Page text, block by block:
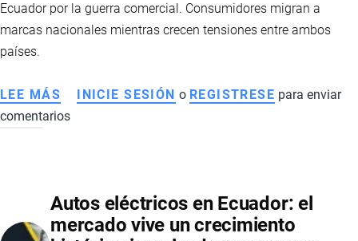
Ecuador por la guerra comercial. Consumidores migran a
marcas nacionales mientras crecen tensiones entre ambos
países.
LEE MÁS SOBRE
ALZA
EN
ECUADOR:
INICIE SESIÓN o REGISTRESE para enviar
comentarios
Autos eléctricos en Ecuador: el
mercado vive un crecimiento